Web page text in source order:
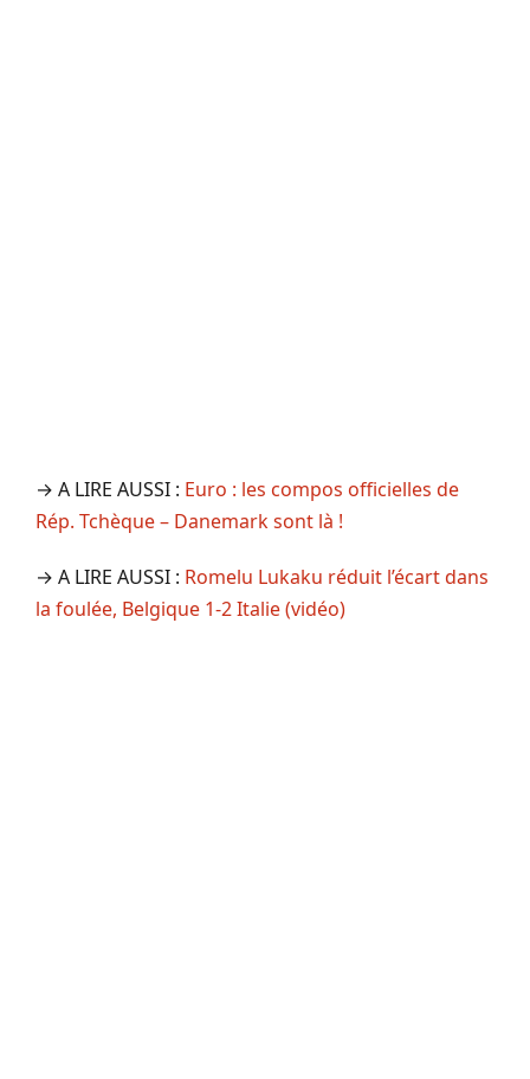
→ A LIRE AUSSI : Euro : les compos officielles de
Rép. Tchèque – Danemark sont là !
→ A LIRE AUSSI : Romelu Lukaku réduit l’écart dans
la foulée, Belgique 1-2 Italie (vidéo)